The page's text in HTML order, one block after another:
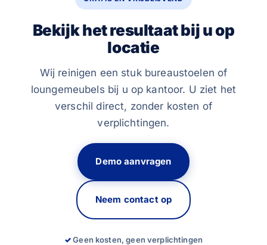
Bekijk het resultaat bij u op
locatie
Wij reinigen een stuk bureaustoelen of
loungemeubels bij u op kantoor. U ziet het
verschil direct, zonder kosten of
verplichtingen.
Demo aanvragen
Neem contact op
Geen kosten, geen verplichtingen